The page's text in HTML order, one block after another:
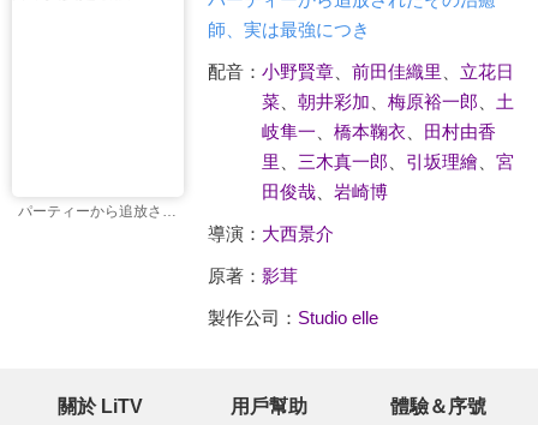
パーティーから追放されたその治癒師、実は最強につき
師、実は最強につき
配音： 小野賢章、 前田佳織里
立花日
菜、 朝井彩加 梅原裕一郎
土
岐隼一
橋本鞠衣
田村由香
里
三木真一郎 引坂理繪、 宮
田俊哉、 岩崎博
導演： 大西景介
原著： 影茸
製作公司： Studio elle
關於 LiTV 用戶幫助 體驗＆序號